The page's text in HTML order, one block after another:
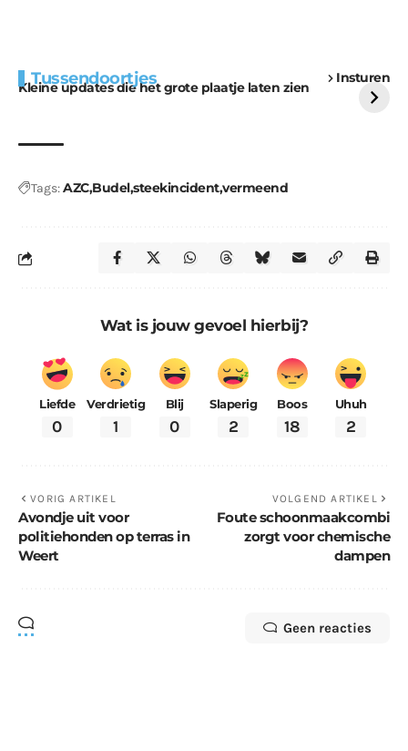
Tussendoortjes Insturen
Kleine updates die het grote plaatje laten zien
voor kabouters
uitdaging
Tags:AZCBudelsteekincidentvermeend
Wat is jouw gevoel hierbij?
Liefde
0
Verdrietig
1
Blij
0
Slaperig
2
Boos
18
Uhuh
2
VORIG ARTIKEL
Avondje uit voor
politiehonden op terras in
Weert
VOLGEND ARTIKEL
Foute schoonmaakcombi
zorgt voor chemische
dampen
Geen reacties